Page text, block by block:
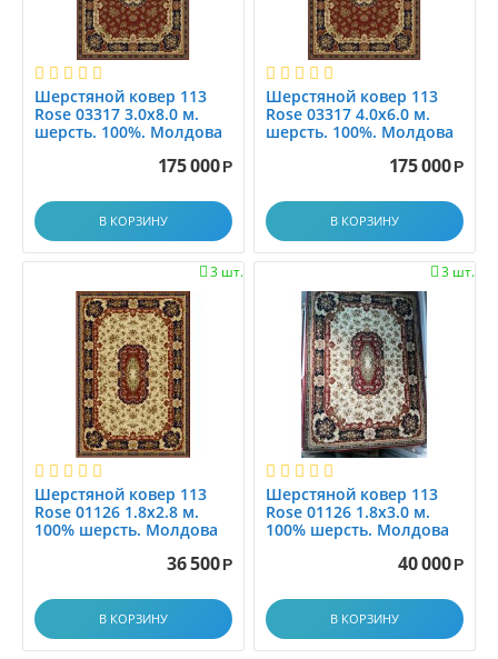
Шерстяной ковер 113
Rose 03317 3.0x8.0 м.
шерсть. 100%. Молдова
175 000 Р
В КОРЗИНУ
Шерстяной ковер 113
Rose 03317 4.0x6.0 м.
шерсть. 100%. Молдова
175 000 Р
В КОРЗИНУ
3 шт.

Шерстяной ковер 113
Rose 01126 1.8x2.8 м.
100% шерсть. Молдова
36 500 Р
В КОРЗИНУ
3 шт.

Шерстяной ковер 113
Rose 01126 1.8x3.0 м.
100% шерсть. Молдова
40 000 Р
В КОРЗИНУ